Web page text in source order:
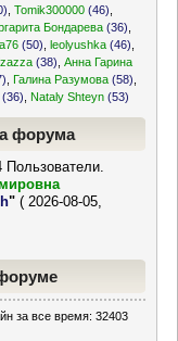
,Tomik300000 (46)
Бондарева (36)
(50) ,leolyushka (46)
(38) ,Анна Гарина
Галина Разумова (58)
(36) Nataly Shteyn (53)
форума
Пользователи.
" ( 2026-08-05,
за все время: 32403